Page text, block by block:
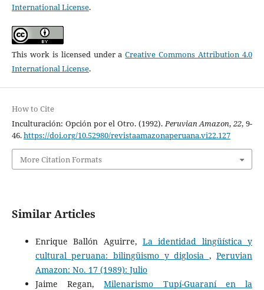
International License.
This work is licensed under aCreative Commons Attribution 4.0
International License.
How to Cite
Inculturación: Opción por el Otro. (1992).Peruvian Amazon,22, 9-
46.https://doi.org/10.52980/revistaamazonaperuana.vi22.127
More Citation Formats
Similar Articles
Enrique Ballón Aguirre, La identidad lingüística y
cultural peruana: bilingüismo y diglosia ,Peruvian
Amazon: No. 17 (1989): Julio
Jaime Regan,Milenarismo Tupí-Guaraní en la